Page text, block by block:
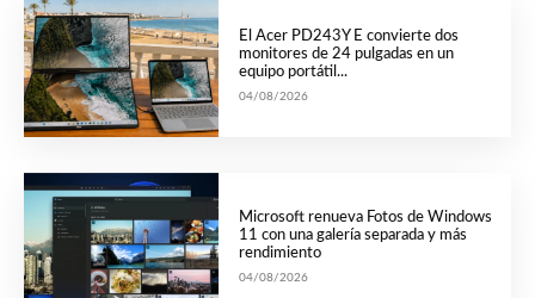
El Acer PD243Y E convierte dos
monitores de 24 pulgadas en un
equipo portátil...
04/08/2026
Microsoft renueva Fotos de Windows
11 con una galería separada y más
rendimiento
04/08/2026